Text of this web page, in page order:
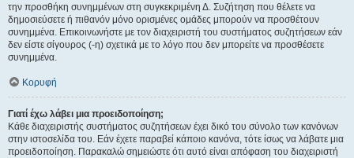
την προσθήκη συνημμένων στη συγκεκριμένη Δ. Συζήτηση που θέλετε να
δημοσιεύσετε ή πιθανόν μόνο ορισμένες ομάδες μπορούν να προσθέτουν
συνημμένα. Επικοινωνήστε με τον διαχειριστή του συστήματος συζητήσεων εάν
δεν είστε σίγουρος (-η) σχετικά με το λόγο που δεν μπορείτε να προσθέσετε
συνημμένα.
Κορυφή
Γιατί έχω λάβει μια προειδοποίηση;
Κάθε διαχειριστής συστήματος συζητήσεων έχει δικό του σύνολο των κανόνων
στην ιστοσελίδα του. Εάν έχετε παραβεί κάποιο κανόνα, τότε ίσως να λάβατε μια
προειδοποίηση. Παρακαλώ σημειώστε ότι αυτό είναι απόφαση του διαχειριστή